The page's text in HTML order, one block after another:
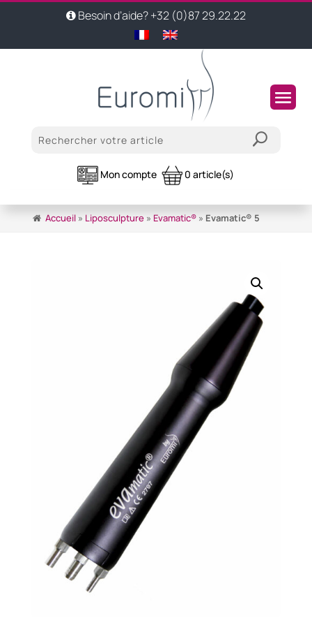
Besoin d’aide? +32 (0)87 29.22.22
Mon compte 0 article(s)
Accueil» Liposculpture» Evamatic®» Evamatic® 5